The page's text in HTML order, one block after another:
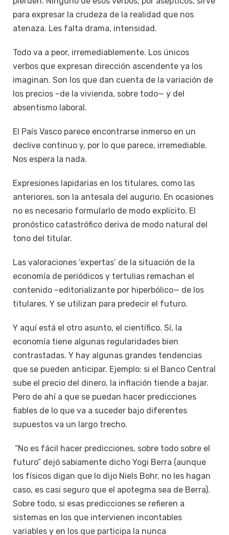
para expresar la crudeza de la realidad que nos
atenaza. Les falta drama, intensidad.
Todo va a peor, irremediablemente. Los únicos
verbos que expresan dirección ascendente ya los
imaginan. Son los que dan cuenta de la variación de
los precios –de la vivienda, sobre todo— y del
absentismo laboral.
El País Vasco parece encontrarse inmerso en un
declive continuo y, por lo que parece, irremediable.
Nos espera la nada.
Expresiones lapidarias en los titulares, como las
anteriores, son la antesala del augurio. En ocasiones
no es necesario formularlo de modo explícito. El
pronóstico catastrófico deriva de modo natural del
tono del titular.
Las valoraciones ‘expertas’ de la situación de la
economía de periódicos y tertulias remachan el
contenido –editorializante por hiperbólico— de los
titulares. Y se utilizan para predecir el futuro.
Y aquí está el otro asunto, el científico. Sí, la
economía tiene algunas regularidades bien
contrastadas. Y hay algunas grandes tendencias
que se pueden anticipar. Ejemplo: si el Banco Central
sube el precio del dinero, la inflación tiende a bajar.
Pero de ahí a que se puedan hacer predicciones
fiables de lo que va a suceder bajo diferentes
supuestos va un largo trecho.
“No es fácil hacer predicciones, sobre todo sobre el
futuro” dejó sabiamente dicho Yogi Berra (aunque
los físicos digan que lo dijo Niels Bohr, no les hagan
caso, es casi seguro que el apotegma sea de Berra).
Sobre todo, si esas predicciones se refieren a
sistemas en los que intervienen incontables
variables y en los que participa la nunca